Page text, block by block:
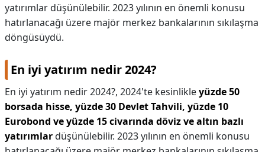
yatırımlar düşünülebilir. 2023 yılının en önemli konusu
hatırlanacağı üzere majör merkez bankalarının sıkılaşma
döngüsüydü.
En iyi yatırım nedir 2024?
En iyi yatırım nedir 2024?, 2024'te kesinlikleyüzde 50
borsada hisse, yüzde 30 Devlet Tahvili, yüzde 10
Eurobond ve yüzde 15 civarında döviz ve altın bazlı
yatırımlardüşünülebilir. 2023 yılının en önemli konusu